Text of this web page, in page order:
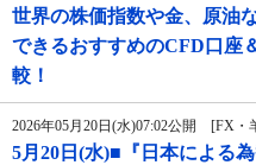
世界の株価指数や金、原油
できるおすすめのCFD口座
較！
2026年05月20日(水)07:02公開 [FX・
5月20日(水)■『日本による